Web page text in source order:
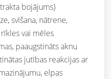
bojājums)
svīšana, nātrene,
vai mēles
paaugstināts aknu
jutības reakcijas ar
elpas